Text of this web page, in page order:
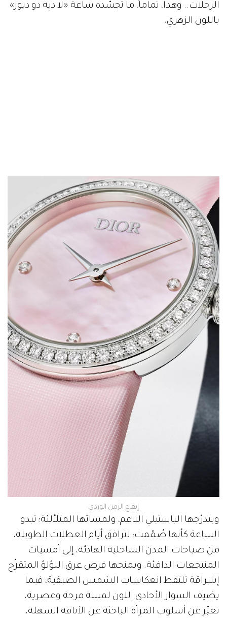
الرحلات.. وهذا، تماماً، ما تجسّده ساعة «لا ديه دو ديور»
باللون الزهري.
إيقاع الزمن الوردي
وبتدرّجها الباستيلي الناعم، ولمساتها المتلألئة؛ تبدو
الساعة كأنها صُمّمت؛ لترافق أيام العطلات الطويلة،
من صباحات المدن الساحلية الهادئة، إلى أمسيات
المنتجعات الدافئة. ويمنحها قرص عرق اللؤلؤ المتقزّح
إشراقة تلتقط انعكاسات الشمس الصيفية، فيما
يضيف السوار الأحادي اللون لمسة مرحة وعصرية،
تعبّر عن أسلوب المرأة الباحثة عن الأناقة السهلة،